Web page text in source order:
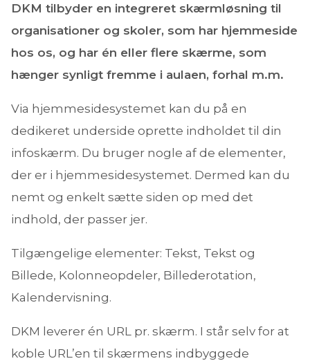
DKM tilbyder en integreret skærmløsning til
organisationer og skoler, som har hjemmeside
hos os, og har én eller flere skærme, som
hænger synligt fremme i aulaen, forhal m.m.
Via hjemmesidesystemet kan du på en
dedikeret underside oprette indholdet til din
infoskærm. Du bruger nogle af de elementer,
der er i hjemmesidesystemet. Dermed kan du
nemt og enkelt sætte siden op med det
indhold, der passer jer.
Tilgængelige elementer: Tekst, Tekst og
Billede, Kolonneopdeler, Billederotation,
Kalendervisning.
DKM leverer én URL pr. skærm. I står selv for at
koble URL’en til skærmens indbyggede